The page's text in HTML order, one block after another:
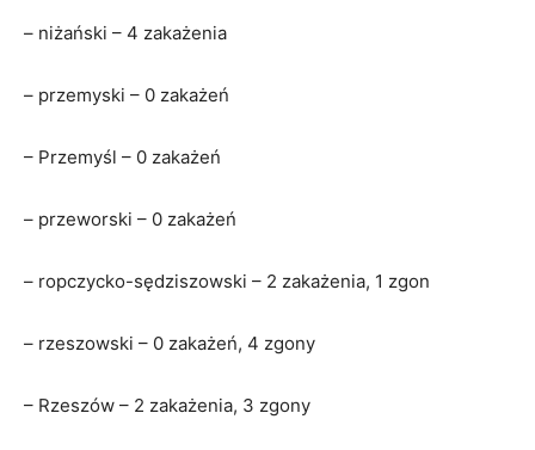
– niżański – 4 zakażenia
– przemyski – 0 zakażeń
– Przemyśl – 0 zakażeń
– przeworski – 0 zakażeń
– ropczycko-sędziszowski – 2 zakażenia, 1 zgon
– rzeszowski – 0 zakażeń, 4 zgony
– Rzeszów – 2 zakażenia, 3 zgony